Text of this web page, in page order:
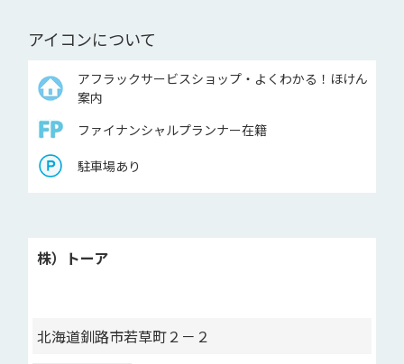
アイコンについて
アフラックサービスショップ・よくわかる！ほけん
案内
ファイナンシャルプランナー在籍
駐車場あり
株）トーア
北海道釧路市若草町２－２